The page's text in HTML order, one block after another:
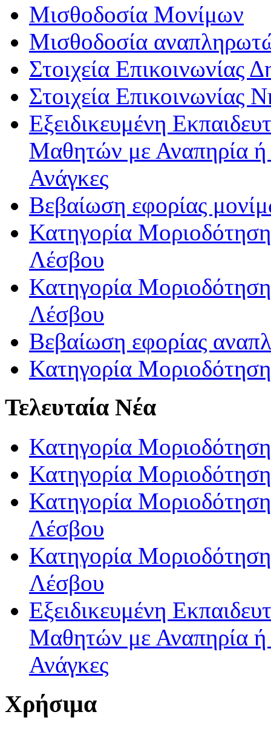
Μισθοδοσία Μονίμων
Μισθοδοσία
Στοιχεία Επικοινωνίας
Στοιχεία Επικοινωνίας
Εξειδικευμένη
Μαθητών με Αναπηρία ή /
Ανάγκες
Βεβαίωση εφορίας
Κατηγορία
Λέσβου
Κατηγορία
Λέσβου
Βεβαίωση εφορίας
Κατηγορία
Τελευταία Νέα
Κατηγορία
Κατηγορία
Κατηγορία
Λέσβου
Κατηγορία
Λέσβου
Εξειδικευμένη
Μαθητών με Αναπηρία ή /
Ανάγκες
Χρήσιμα